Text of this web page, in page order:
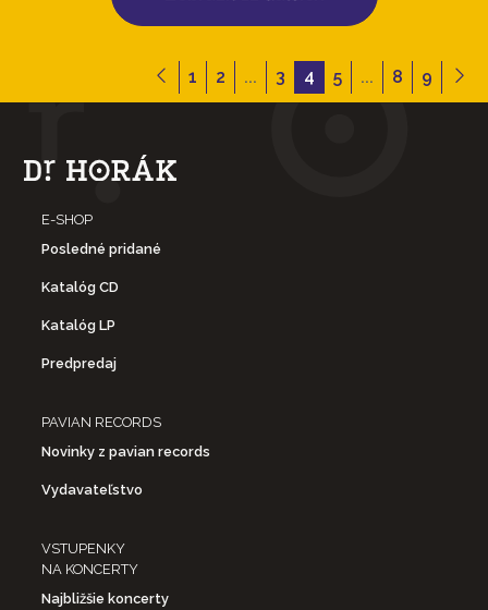
1 2 ... 3 4 5 ... 8 9
E-SHOP
Posledné pridané
Katalóg CD
Katalóg LP
Predpredaj
PAVIAN RECORDS
Novinky z pavian records
Vydavateľstvo
VSTUPENKY
NA KONCERTY
Najbližšie koncerty